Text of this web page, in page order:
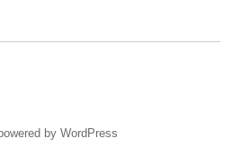
by WordPress